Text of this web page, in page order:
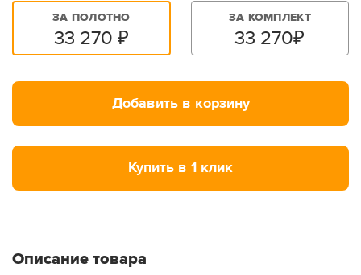
ЗА ПОЛОТНО
33 270 ₽
ЗА КОМПЛЕКТ
33 270₽
Добавить в корзину
Купить в 1 клик
Описание товара